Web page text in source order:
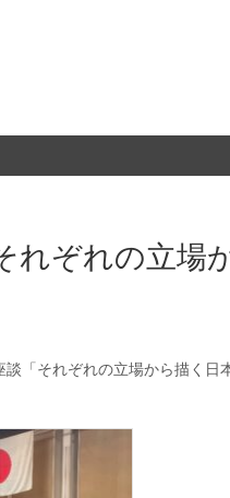
れぞれの立場
「それぞれの立場から描く日